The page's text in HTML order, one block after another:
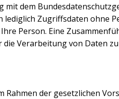
dem
Zugriffsdaten ohne
Person. Eine
die Verarbeitung von
der gesetzlichen